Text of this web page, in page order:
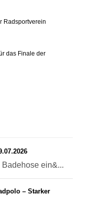
Radsportverein
das Finale der
ein&...
– Starker